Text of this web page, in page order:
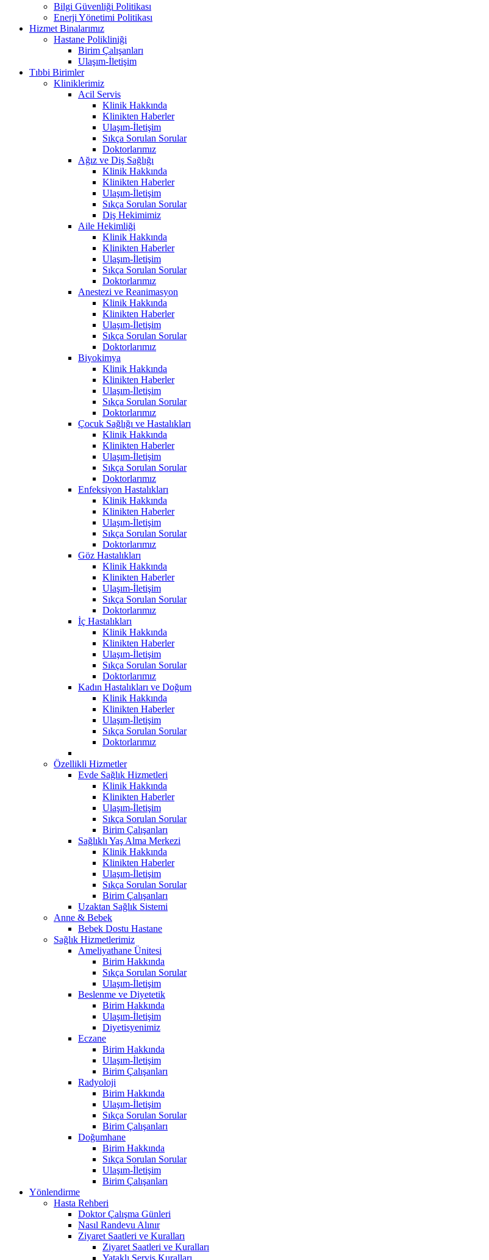
Bilgi Güvenliği Politikası
Enerji Yönetimi Politikası
Hizmet Binalarımız
Hastane Polikliniği
Birim Çalışanları
Ulaşım-İletişim
Tıbbi Birimler
Kliniklerimiz
Acil Servis
Klinik Hakkında
Klinikten Haberler
Ulaşım-İletişim
Sıkça Sorulan Sorular
Doktorlarımız
Ağız ve Diş Sağlığı
Klinik Hakkında
Klinikten Haberler
Ulaşım-İletişim
Sıkça Sorulan Sorular
Diş Hekimimiz
Aile Hekimliği
Klinik Hakkında
Klinikten Haberler
Ulaşım-İletişim
Sıkça Sorulan Sorular
Doktorlarımız
Anestezi ve Reanimasyon
Klinik Hakkında
Klinikten Haberler
Ulaşım-İletişim
Sıkça Sorulan Sorular
Doktorlarımız
Biyokimya
Klinik Hakkında
Klinikten Haberler
Ulaşım-İletişim
Sıkça Sorulan Sorular
Doktorlarımız
Çocuk Sağlığı ve Hastalıkları
Klinik Hakkında
Klinikten Haberler
Ulaşım-İletişim
Sıkça Sorulan Sorular
Doktorlarımız
Enfeksiyon Hastalıkları
Klinik Hakkında
Klinikten Haberler
Ulaşım-İletişim
Sıkça Sorulan Sorular
Doktorlarımız
Göz Hastalıkları
Klinik Hakkında
Klinikten Haberler
Ulaşım-İletişim
Sıkça Sorulan Sorular
Doktorlarımız
İç Hastalıkları
Klinik Hakkında
Klinikten Haberler
Ulaşım-İletişim
Sıkça Sorulan Sorular
Doktorlarımız
Kadın Hastalıkları ve Doğum
Klinik Hakkında
Klinikten Haberler
Ulaşım-İletişim
Sıkça Sorulan Sorular
Doktorlarımız
Özellikli Hizmetler
Evde Sağlık Hizmetleri
Klinik Hakkında
Klinikten Haberler
Ulaşım-İletişim
Sıkça Sorulan Sorular
Birim Çalışanları
Sağlıklı Yaş Alma Merkezi
Klinik Hakkında
Klinikten Haberler
Ulaşım-İletişim
Sıkça Sorulan Sorular
Birim Çalışanları
Uzaktan Sağlık Sistemi
Anne & Bebek
Bebek Dostu Hastane
Sağlık Hizmetlerimiz
Ameliyathane Ünitesi
Birim Hakkında
Sıkça Sorulan Sorular
Ulaşım-İletişim
Beslenme ve Diyetetik
Birim Hakkında
Ulaşım-İletişim
Diyetisyenimiz
Eczane
Birim Hakkında
Ulaşım-İletişim
Birim Çalışanları
Radyoloji
Birim Hakkında
Ulaşım-İletişim
Sıkça Sorulan Sorular
Birim Çalışanları
Doğumhane
Birim Hakkında
Sıkça Sorulan Sorular
Ulaşım-İletişim
Birim Çalışanları
Yönlendirme
Hasta Rehberi
Doktor Çalışma Günleri
Nasıl Randevu Alınır
Ziyaret Saatleri ve Kuralları
Ziyaret Saatleri ve Kuralları
Yataklı Servis Kuralları